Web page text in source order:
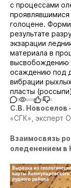
с процессами
проявлявшимися
голоцене.
результате
экзарации
материала в
высвобождению
осаждению под
вибрации
пласты
0 6000 0 0
С.В. Новоселов
«СГК», эксперт
Взаимосвязь
оледенением в